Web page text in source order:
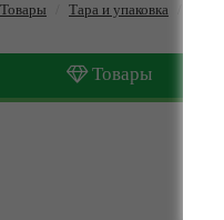
Товары Тара и упаковка
Товары